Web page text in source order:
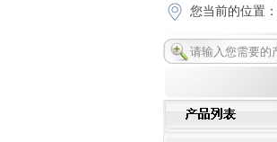
您当前的位置：